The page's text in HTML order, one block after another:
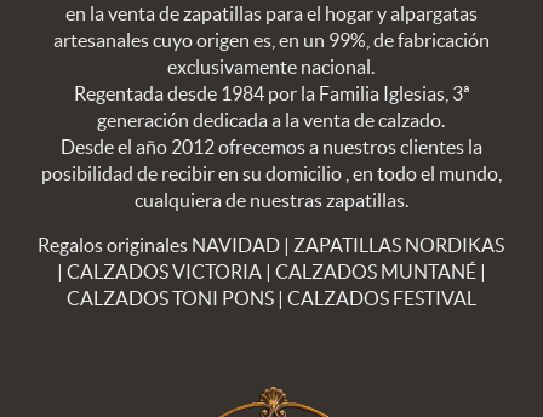
en la venta de zapatillas para el hogar y alpargatas
artesanales cuyo origen es, en un 99%, de fabricación
exclusivamente nacional.
Regentada desde 1984 por la Familia Iglesias, 3ª
generación dedicada a la venta de calzado.
Desde el año 2012 ofrecemos a nuestros clientes la
posibilidad de recibir en su domicilio , en todo el mundo,
cualquiera de nuestras zapatillas.
Regalos originales NAVIDAD | ZAPATILLAS NORDIKAS
| CALZADOS VICTORIA| CALZADOS MUNTANÉ|
CALZADOS TONI PONS| CALZADOS FESTIVAL